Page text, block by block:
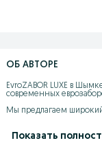
ОБ АВТОРЕ
EvroZABOR LUXE в
современных
Мы предлагаем
Собственное
Показать